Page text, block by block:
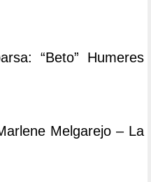
“Beto” Humeres
Melgarejo – La